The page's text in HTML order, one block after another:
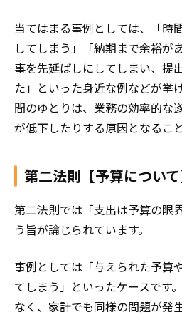
当てはまる事例としては、「時
してしまう」「納期まで余裕が
事を先延ばしにしてしまい、提
た」といった身近な例などが挙
間のゆとりは、業務の効率的な
が低下したりする原因となるこ
第二法則【予算について
第二法則では「支出は予算の限
う旨が論じられています。
事例としては「与えられた予算
てしまう」といったケースです
なく、家計でも同様の問題が発